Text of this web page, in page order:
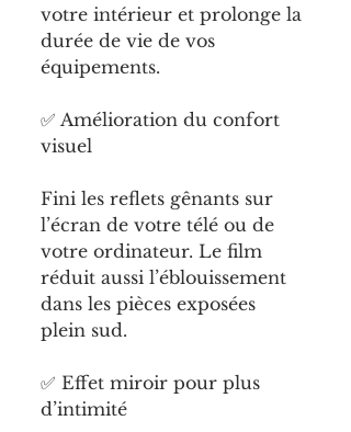
votre intérieur et prolonge la
durée de vie de vos
équipements.
✅ Amélioration du confort
visuel
Fini les reflets gênants sur
l’écran de votre télé ou de
votre ordinateur. Le film
réduit aussi l’éblouissement
dans les pièces exposées
plein sud.
✅ Effet miroir pour plus
d’intimité